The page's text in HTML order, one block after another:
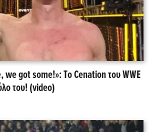
we got some!»: Tο Cenation του WWE
του! (video)